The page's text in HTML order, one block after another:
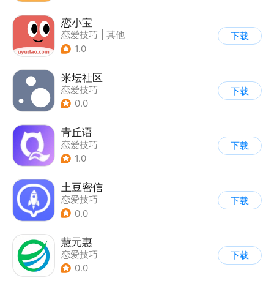
恋小宝
恋爱技巧
其他
1.0
下载
米坛社区
恋爱技巧
0.0
下载
青丘语
恋爱技巧
1.0
下载
土豆密信
恋爱技巧
0.0
下载
慧元惠
恋爱技巧
0.0
下载